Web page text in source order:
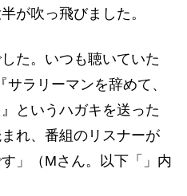
が吹っ飛びました。
た。いつも聴いていた
ラリーマンを辞めて、
というハガキを送った
れ、番組のリスナーが
」（Mさん。以下「」内